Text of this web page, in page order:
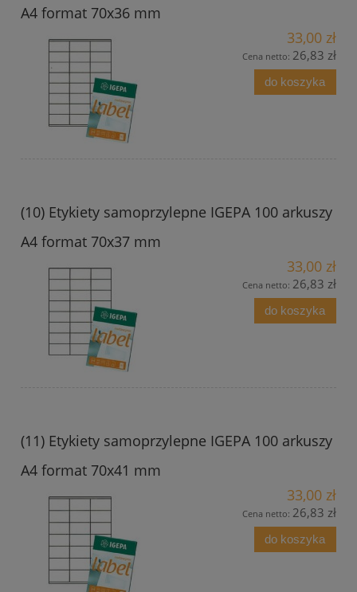
A4 format 70x36 mm
33,00 zł
Cena netto: 26,83 zł
do koszyka
(10) Etykiety samoprzylepne IGEPA 100 arkuszy
A4 format 70x37 mm
33,00 zł
Cena netto: 26,83 zł
do koszyka
(11) Etykiety samoprzylepne IGEPA 100 arkuszy
A4 format 70x41 mm
33,00 zł
Cena netto: 26,83 zł
do koszyka